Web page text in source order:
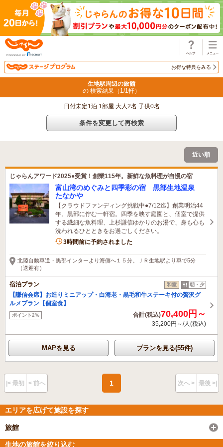
お得な特典をみる
生地駅周辺の旅館
の 検索結果（ 1 /1 軒）
日付未定1泊 1部屋 大人2名 子供0名
条件を変更して再検索
近い順
じゃらんアワード2025●受賞！創業115年。新鮮な魚料理が自慢の宿
富山湾のめぐみと四季彩の宿 黒部生地温泉
たなかや
【クラウドファンディング挑戦中●7/12迄】創業明治44
年。黒部に佇む一軒宿。四季を映す庭園と、個室で提供
する繊細な魚料理、上杉謙信ゆかりのお湯で、身も心も
洗われるひとときをお過ごしください。
3時間前に予約されました
北陸自動車道・黒部インターより海側へ１５分。ＪＲ生地駅より車で5分
（送迎有）
宿泊プラン 和室 朝・夕
【謙信会席】お造りミニアップ・白海老・黒毛和牛ステーキ付の贅沢グ
ルメプラン【個室食】
ポイント2% 合計(税込)70,400円～
35,200円～/人(税込)
MAPを見る プランを見る(55件)
|< 最初 < 前へ 1 次へ > 最後 >|
エリアを広げて施設を探す
旅館
生地の旅館を絞り込む